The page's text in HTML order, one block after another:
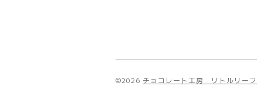
©2026 チョコレート工房 リトルリーフ